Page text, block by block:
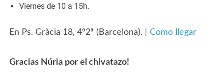
Viernes de 10 a 15h.
En Ps. Gràcia 18, 4º2ª (Barcelona). |Como llegar
Gracias Núria por el chivatazo!